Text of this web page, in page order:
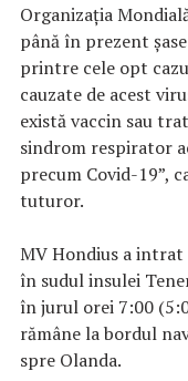
Organizaţia
până în prezent
printre cele opt
cauzate de acest
există vaccin sau
sindrom respirator
precum Covid-19”,
tuturor.
MV Hondius a
în sudul insulei
în jurul orei 7:00
rămâne la bordul
spre Olanda.